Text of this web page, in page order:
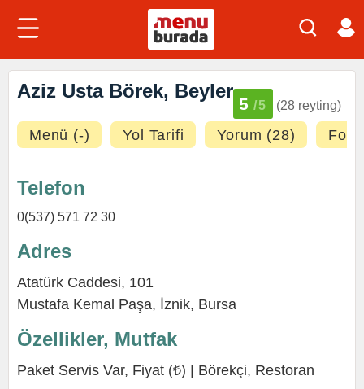
Aziz Usta Börek, Beyler
5 /5 (28 reyting)
Menü (-) Yol Tarifi Yorum (28)
Telefon
0(537) 571 72 30
Adres
Atatürk Caddesi, 101
Mustafa Kemal Paşa, İznik, Bursa
Özellikler, Mutfak
Paket Servis Var, Fiyat (₺) | Börekçi, Restoran